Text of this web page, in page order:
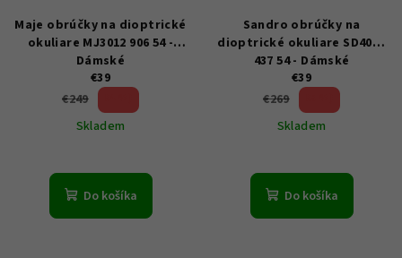
Maje obrúčky na dioptrické
okuliare MJ3012 906 54 -
Dámské
€39
€249
Skladem
Do košíka
Sandro obrúčky na
dioptrické okuliare SD4023
437 54 - Dámské
€39
€269
Skladem
Do košíka